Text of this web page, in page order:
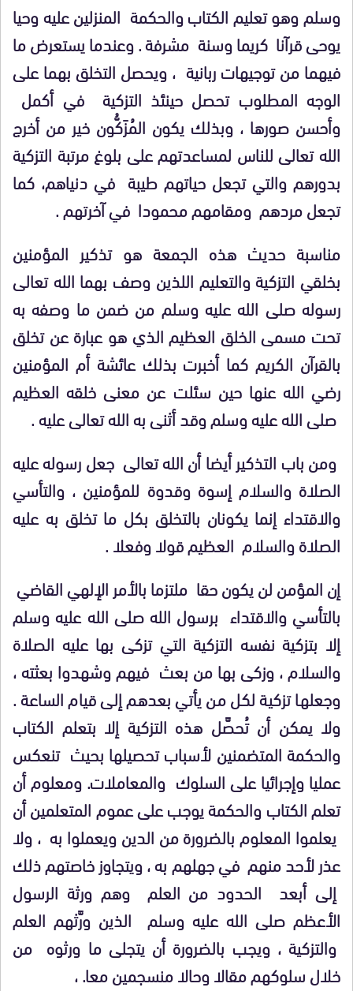
وسلم وهو تعليم الكتاب والحكمة المنزلين عليه وحيا
يوحى قرآنا كريما وسنة مشرفة . وعندما يستعرض ما
فيهما من توجيهات ربانية ، ويحصل التخلق بهما على
الوجه المطلوب تحصل حينئذ التزكية في أكمل
وأحسن صورها ، وبذلك يكون المُزَكُّون خير من أخرج
الله تعالى للناس لمساعدتهم على بلوغ مرتبة التزكية
بدورهم والتي تجعل حياتهم طيبة في دنياهم، كما
تجعل مردهم ومقامهم محمودا في آخرتهم .
مناسبة حديث هذه الجمعة هو تذكير المؤمنين
بخلقي التزكية والتعليم اللذين وصف بهما الله تعالى
رسوله صلى الله عليه وسلم من ضمن ما وصفه به
تحت مسمى الخلق العظيم الذي هو عبارة عن تخلق
بالقرآن الكريم كما أخبرت بذلك عائشة أم المؤمنين
رضي الله عنها حين سئلت عن معنى خلقه العظيم
صلى الله عليه وسلم وقد أثنى به الله تعالى عليه .
ومن باب التذكير أيضا أن الله تعالى جعل رسوله عليه
الصلاة والسلام إسوة وقدوة للمؤمنين ، والتأسي
والاقتداء إنما يكونان بالتخلق بكل ما تخلق به عليه
الصلاة والسلام العظيم قولا وفعلا .
إن المؤمن لن يكون حقا ملتزما بالأمر الإلهي القاضي
بالتأسي والاقتداء برسول الله صلى الله عليه وسلم
إلا بتزكية نفسه التزكية التي تزكى بها عليه الصلاة
والسلام ، وزكى بها من بعث فيهم وشهدوا بعثته ،
وجعلها تزكية لكل من يأتي بعدهم إلى قيام الساعة .
ولا يمكن أن تُحصَّل هذه التزكية إلا بتعلم الكتاب
والحكمة المتضمنين لأسباب تحصيلها بحيث تنعكس
عمليا وإجرائيا على السلوك والمعاملات. ومعلوم أن
تعلم الكتاب والحكمة يوجب على عموم المتعلمين أن
يعلموا المعلوم بالضرورة من الدين ويعملوا به ، ولا
عذر لأحد منهم في جهلهم به ، ويتجاوز خاصتهم ذلك
إلى أبعد الحدود من العلم وهم ورثة الرسول
الأعظم صلى الله عليه وسلم الذين ورَّثهم العلم
والتزكية ، ويجب بالضرورة أن يتجلى ما ورثوه من
خلال سلوكهم مقالا وحالا منسجمين معا. ،